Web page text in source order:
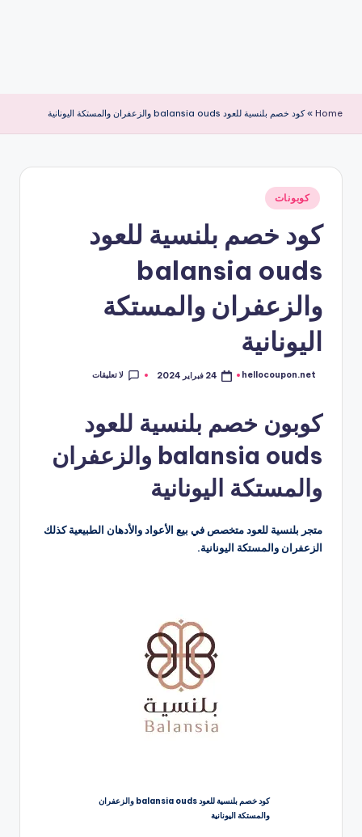
Home
»كود خصم بلنسية للعود balansia ouds والزعفران والمستكة اليونانية
نُشر
في
كوبونات
كود خصم بلنسية للعود
balansia ouds
والزعفران والمستكة
اليونانية
تمّ
hellocoupon.net 24 فبراير 2024 لا تعليقات
كوبون خصم بلنسية للعود
balansia ouds والزعفران
والمستكة اليونانية
متجر بلنسية للعود متخصص في بيع الأعواد والأدهان الطبيعية كذلك
الزعفران والمستكة اليونانية.
كود خصم بلنسية للعود balansia ouds والزعفران
والمستكة اليونانية